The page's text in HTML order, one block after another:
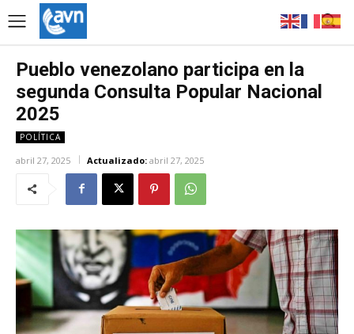
Pueblo venezolano participa en la
segunda Consulta Popular Nacional
2025
POLÍTICA
abril 27, 2025 Actualizado: abril 27, 2025